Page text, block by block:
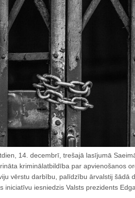
14. decembrī, trešajā lasījumā
kriminālatbildība par apvienošanos
vērstu darbību, palīdzību ārvalstij šādā
iniciatīvu iesniedzis Valsts prezidents